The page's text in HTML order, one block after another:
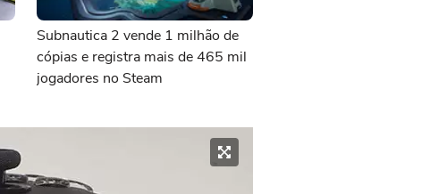
Subnautica 2 vende 1 milhão de
cópias e registra mais de 465 mil
jogadores no Steam